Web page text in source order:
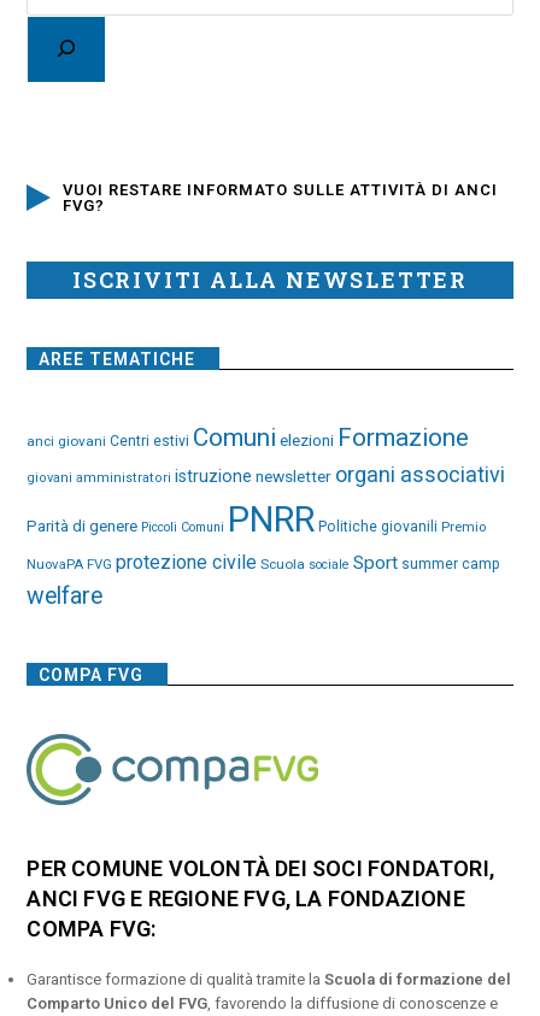
VUOI RESTARE INFORMATO SULLE ATTIVITÀ DI ANCI
FVG?
ISCRIVITI ALLA NEWSLETTER
AREE TEMATICHE
anci giovani Centri estivi Comuni elezioni Formazione
giovani amministratori istruzione newsletter organi associativi
Parità di genere Piccoli Comuni PNRR Politiche giovanili Premio
NuovaPA FVG protezione civile Scuola sociale Sport summer camp
welfare
COMPA FVG
PER COMUNE VOLONTÀ DEI SOCI FONDATORI,
ANCI FVG E REGIONE FVG, LA FONDAZIONE
COMPA FVG:
Garantisce formazione di qualità tramite laScuola di formazione del
Comparto Unico del FVG , favorendo la diffusione di conoscenze e